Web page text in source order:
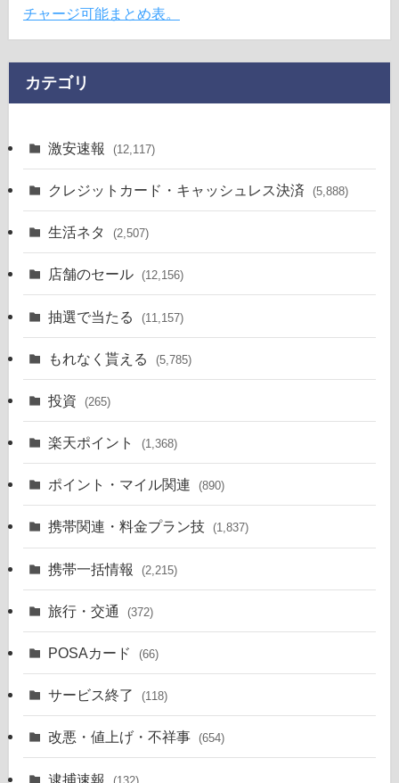
チャージ可能まとめ表。
カテゴリ
激安速報 (12,117)
クレジットカード・キャッシュレス決済 (5,888)
生活ネタ (2,507)
店舗のセール (12,156)
抽選で当たる (11,157)
もれなく貰える (5,785)
投資 (265)
楽天ポイント (1,368)
ポイント・マイル関連 (890)
携帯関連・料金プラン技 (1,837)
携帯一括情報 (2,215)
旅行・交通 (372)
POSAカード (66)
サービス終了 (118)
改悪・値上げ・不祥事 (654)
逮捕速報